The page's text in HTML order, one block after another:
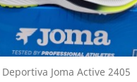
Deportiva Joma Active 2405
Vista rápida